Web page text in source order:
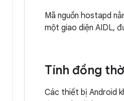
Mã nguồn hostapd
một giao diện AIDL,
Tính đồng
Các thiết bị Android